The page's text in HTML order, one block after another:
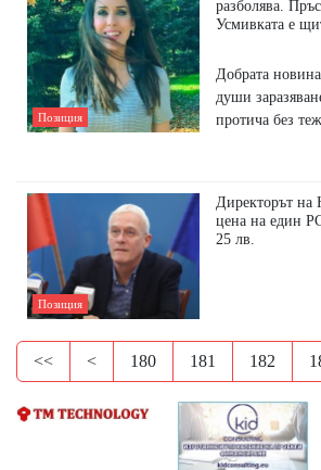
Позиция
разболява.
Усмивката е
Добрата
души
протича без
Позиция
Директорът на
цена на един
25 лв.
<< < 180 181 182